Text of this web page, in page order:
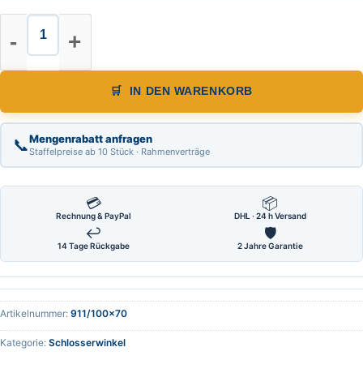
Schlosserwinkel verzinkt / ohne
IN DEN WARENKORB
📞Mengenrabatt anfragen
Staffelpreise ab 10 Stück · Rahmenverträge
💳
Rechnung & PayPal
📦
DHL · 24 h Versand
↩
14 Tage Rückgabe
🛡
2 Jahre Garantie
Artikelnummer: 911/100x70
Kategorie: Schlosserwinkel